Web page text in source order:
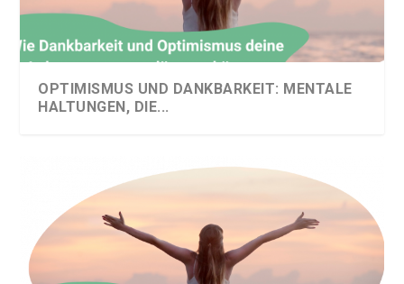
OPTIMISMUS UND DANKBARKEIT: MENTALE
HALTUNGEN, DIE...